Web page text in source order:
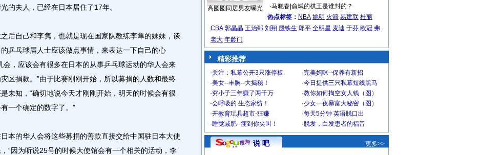
的夫人，已经在日本居住了17年。
自己和李隽，也就是现在国家队教练李隼的妹妹，谈
乒乓球届人士应该做点事情，来表达一下自己的心
会，应该会有很多在日本的从事乒乓球运动的华人会来
区捐款。”由于比赛刚刚开始，所以募捐的人数和最终
未知，“确切地说今天才刚刚开始，明天的时候会有很
一个确定的数字了。”
的华人会将这些募捐的善款直接交给中国驻日本大使
“因为听说25号的时候大使馆会有一个相关的活动，李
高圆圆同居男友曝光
·马晓春| 俞斌的棋王是谁封的？
热点标签： NBA 姚明 火箭 易建联 杜丽
CBA 郭晶晶 王治郅 刘翔 殷铁生 郎平 全明星 麦迪 于芬 欧冠 弗
老大 年龄门
精彩推荐
·关注：私幕公开3只涨停板 ·完美妈咪--保养有新招
·美女--丰胸--大揭秘！ ·今日提供三只私幕短线黑马
·穷小子三年赚了两千万 ·教你如何掏空女人钱（图）
·会呼吸的 生态家纺！ ·少女一夜暴富大秘密（图）
·开教育玩具超市-狂赚 ·每天5分钟 英语脱口出
·睡觉减肥--瘦到你尖叫！ · 脱发，白发患者的福音
说 吧 更多>>